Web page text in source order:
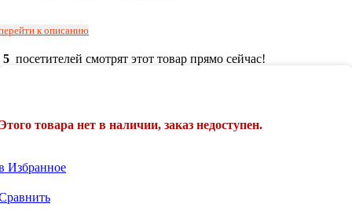
к описанию
5 посетителей смотрят этот товар прямо сейчас!
товара нет в наличии, заказ недоступен.
Избранное